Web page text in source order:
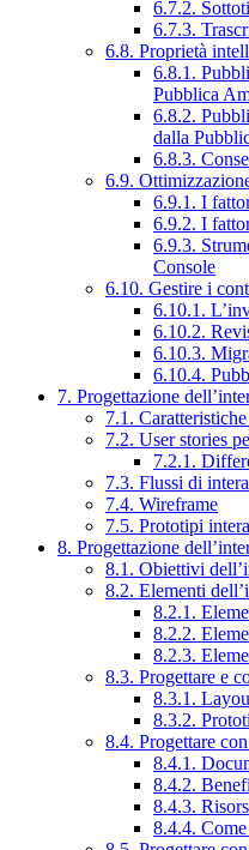
6.7.2.
6.7.3.
6.8. Proprietà
6.8.1.
Pubblica
6.8.2.
dalla
6.8.3.
6.9.
6.9.1. I
6.9.2. I
6.9.3.
Console
6.10. Gestire i
6.10.1.
6.10.2.
6.10.3.
6.10.4.
7. Progettazione
7.1.
7.2. User stories
7.2.1.
7.3. Flussi di
7.4. Wireframe
7.5. Prototipi
8. Progettazione
8.1. Obiettivi
8.2. Elementi
8.2.1.
8.2.2.
8.2.3.
8.3. Progettare e
8.3.1.
8.3.2.
8.4. Progettare
8.4.1.
8.4.2.
8.4.3.
8.4.4.